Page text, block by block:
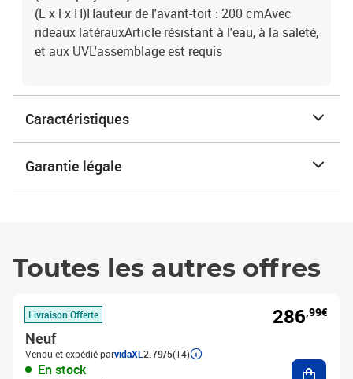
(L x l x H)Hauteur de l'avant-toit : 200 cmAvec
rideaux latérauxArticle résistant à l'eau, à la saleté,
et aux UVL'assemblage est requis
Caractéristiques
Garantie légale
Toutes les autres offres
Livraison Offerte
Neuf
Vendu et expédié parvidaXL 2.79/5(14)
En stock
286,99€